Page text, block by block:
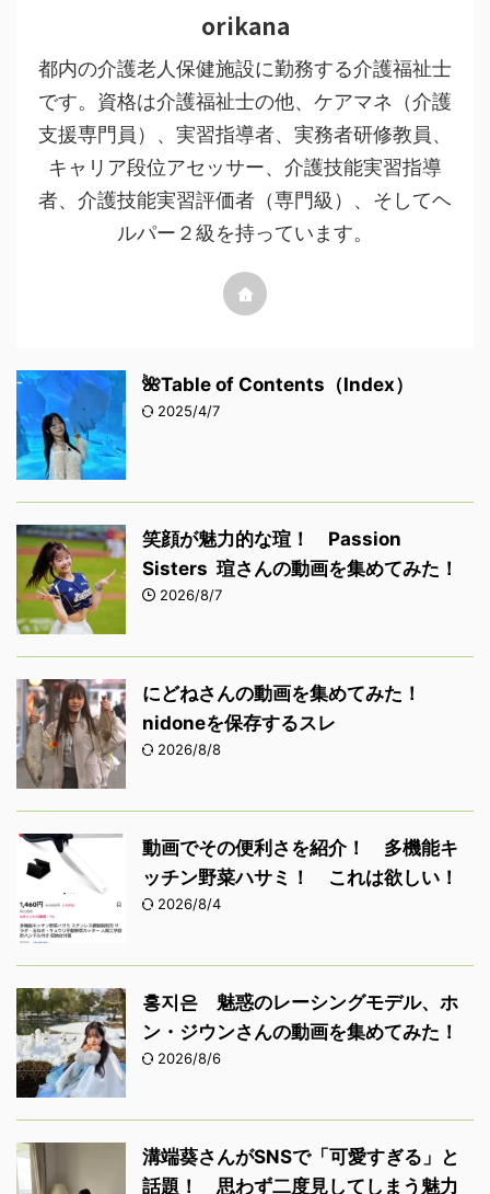
orikana
都内の介護老人保健施設に勤務する介護福祉士
です。資格は介護福祉士の他、ケアマネ（介護
支援専門員）、実習指導者、実務者研修教員、
キャリア段位アセッサー、介護技能実習指導
者、介護技能実習評価者（専門級）、そしてヘ
ルパー２級を持っています。
🌺Table of Contents（Index）
2025/4/7
笑顔が魅力的な瑄！ Passion
Sisters 瑄さんの動画を集めてみた！
2026/8/7
にどねさんの動画を集めてみた！
nidoneを保存するスレ
2026/8/8
動画でその便利さを紹介！ 多機能キ
ッチン野菜ハサミ！ これは欲しい！
2026/8/4
홍지은 魅惑のレーシングモデル、ホ
ン・ジウンさんの動画を集めてみた！
2026/8/6
溝端葵さんがSNSで「可愛すぎる」と
話題！ 思わず二度見してしまう魅力